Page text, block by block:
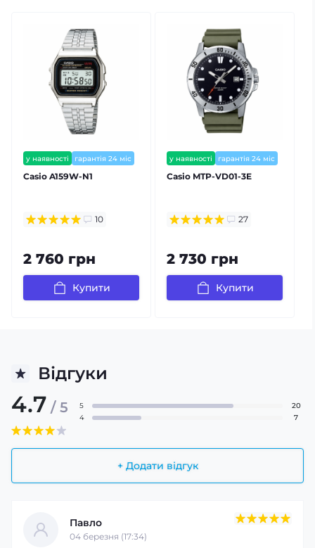
у наявності
гарантія 24 міс
є відеоогляд
⭐ хіт продажів
Casio A159W-N1
10
2 760 грн
Купити
у наявності гарантія 24 міс
Casio MTP-VD01-3E
27
2 730 грн
Купити
Відгуки
4.7 / 5
+ Додати відгук
5
20
4
7
Павло
04 березня (17:34)